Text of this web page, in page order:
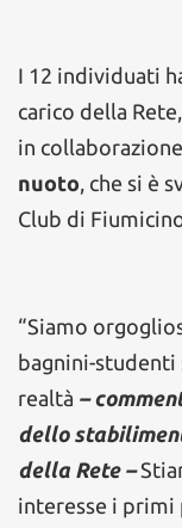
I 12 individuati
carico della
in
nuoto, che si è
Club di
“Siamo
bagnini-studenti
realtà –
dello
della Rete –
interesse i primi